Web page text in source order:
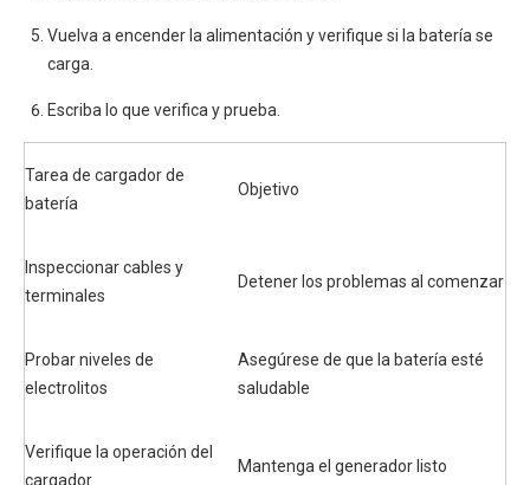
Vuelva a encender la alimentación y verifique si la batería se
carga.
Escriba lo que verifica y prueba.
Tarea de cargador de
batería
Objetivo
Inspeccionar cables y
terminales
Detener los problemas al comenzar
Probar niveles de
electrolitos
Asegúrese de que la batería esté
saludable
Verifique la operación del
cargador
Mantenga el generador listo